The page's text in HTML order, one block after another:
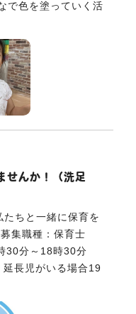
で色を塗っていく活
せんか！（洗足
ちと一緒に保育を
集職種：保育士
30分～18時30分
延長児がいる場合19